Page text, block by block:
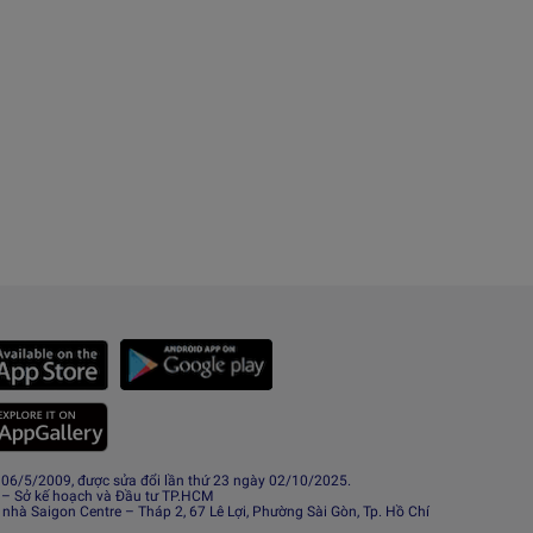
5/2009, được sửa đổi lần thứ 23 ngày 02/10/2025.
Sở kế hoạch và Đầu tư TP.HCM
Saigon Centre – Tháp 2, 67 Lê Lợi, Phường Sài Gòn, Tp. Hồ Chí